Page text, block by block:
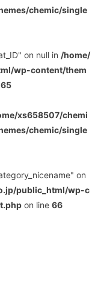
chemic/single
on null in /home/
wp-content/them
65
xs658507/chemi
chemic/single
on
public_html/wp-c
on line66